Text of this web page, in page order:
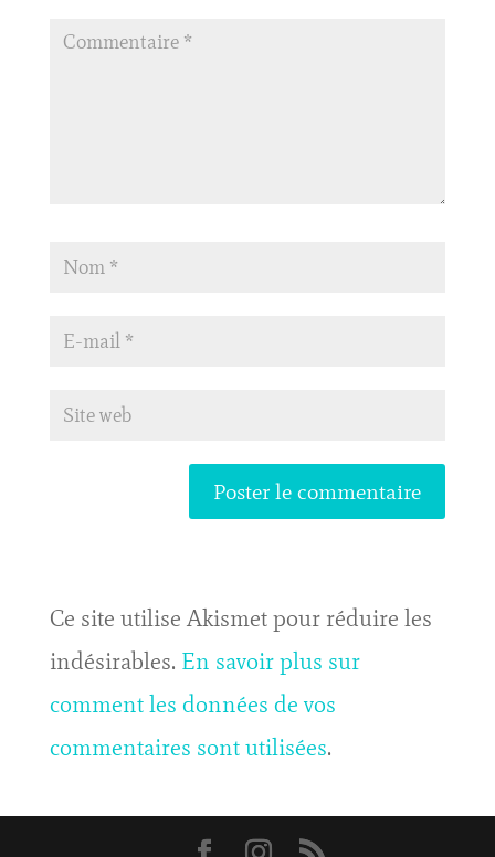
Ce site utilise Akismet pour réduire les
indésirables. En savoir plus sur
comment les données de vos
commentaires sont utilisées.